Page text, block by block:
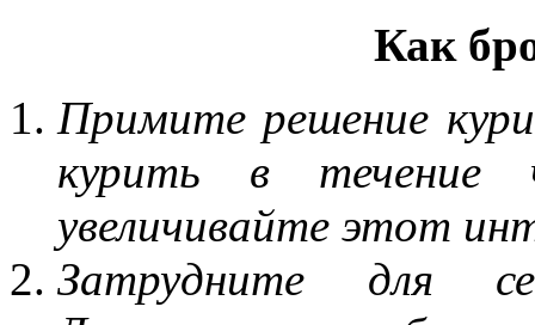
Как
Примите решение
курить в течение
увеличивайте этот
Затрудните
для